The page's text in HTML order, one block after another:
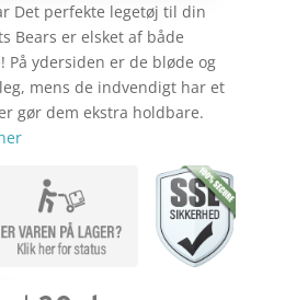
Det perfekte legetøj til din
Bears er elsket af både
På ydersiden er de bløde og
mens de indvendigt har et
gør dem ekstra holdbare.